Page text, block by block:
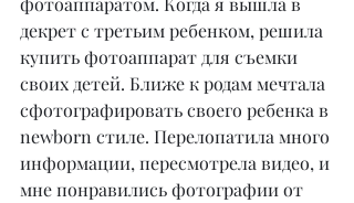
декрет с третьим ребенком, решила
купить фотоаппарат для съемки
своих детей. Ближе к родам мечтала
сфотографировать своего ребенка в
newborn стиле. Перелопатила много
информации, пересмотрела видео, и
мне понравились фотографии от